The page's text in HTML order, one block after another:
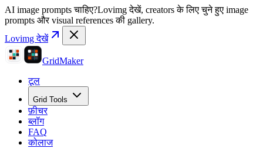
AI image prompts चाहिए?Lovimg देखें, creators के लिए चुने हुए image
prompts और visual references की gallery.
Lovimg देखें
GridMaker
टूल
Grid Tools
फ़ीचर
ब्लॉग
FAQ
कोलाज